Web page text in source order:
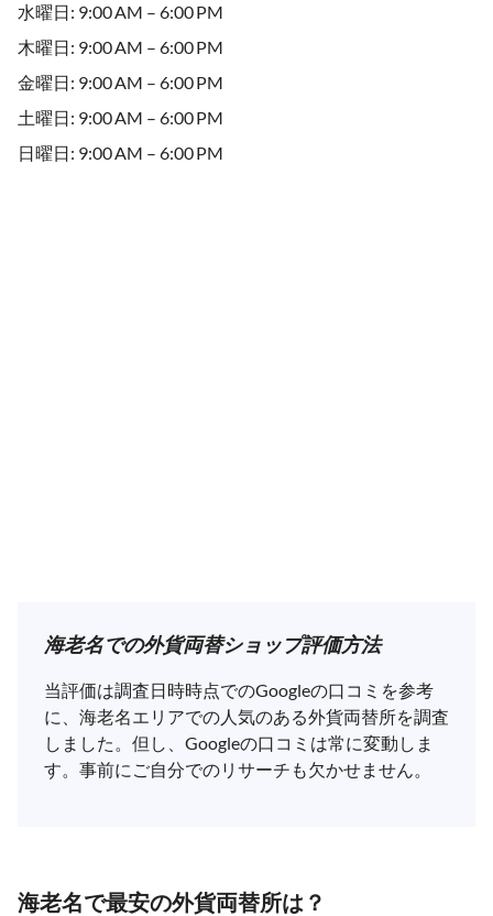
水曜日: 9:00 AM – 6:00 PM
木曜日: 9:00 AM – 6:00 PM
金曜日: 9:00 AM – 6:00 PM
土曜日: 9:00 AM – 6:00 PM
日曜日: 9:00 AM – 6:00 PM
海老名での外貨両替ショップ評価方法
当評価は調査日時時点でのGoogleの口コミを参考
に、海老名エリアでの人気のある外貨両替所を調査
しました。但し、Googleの口コミは常に変動しま
す。事前にご自分でのリサーチも欠かせません。
海老名で最安の外貨両替所は？